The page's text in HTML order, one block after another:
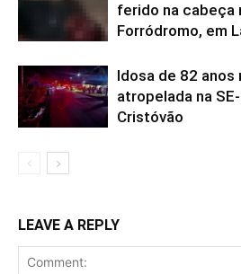
ferido na cabeça
Forródromo, em
Idosa de 82
atropelada na
Cristóvão
LEAVE A REPLY